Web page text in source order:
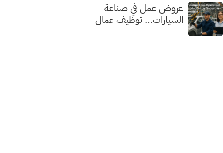
عروض عمل في صناعة
السيارات… توظيف عمال